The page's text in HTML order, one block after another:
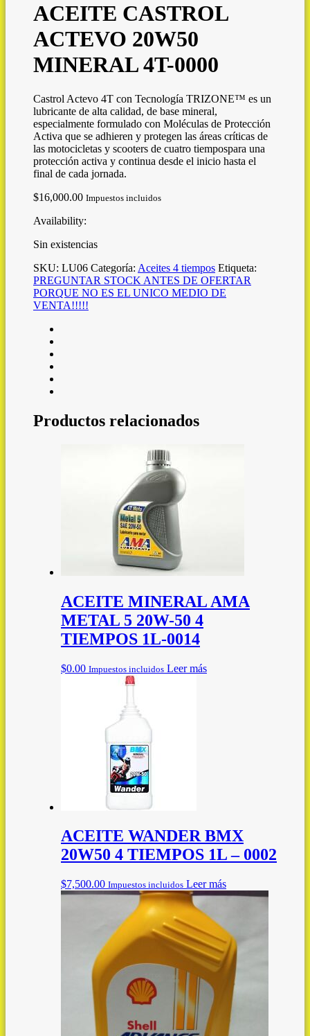
ACEITE CASTROL
ACTEVO 20W50
MINERAL 4T-0000
Castrol Actevo 4T con Tecnología TRIZONE™ es un
lubricante de alta calidad, de base mineral,
especialmente formulado con Moléculas de Protección
Activa que se adhieren y protegen las áreas críticas de
las motocicletas y scooters de cuatro tiempospara una
protección activa y continua desde el inicio hasta el
final de cada jornada.
$16,000.00 Impuestos incluidos
Availability:
Sin existencias
SKU: LU06 Categoría: Aceites 4 tiempos Etiqueta:
PREGUNTAR STOCK ANTES DE OFERTAR
PORQUE NO ES EL UNICO MEDIO DE
VENTA!!!!!
Productos relacionados
ACEITE MINERAL AMA
METAL 5 20W-50 4
TIEMPOS 1L-0014
$0.00 Impuestos incluidos Leer más
ACEITE WANDER BMX
20W50 4 TIEMPOS 1L – 0002
$7,500.00 Impuestos incluidos Leer más